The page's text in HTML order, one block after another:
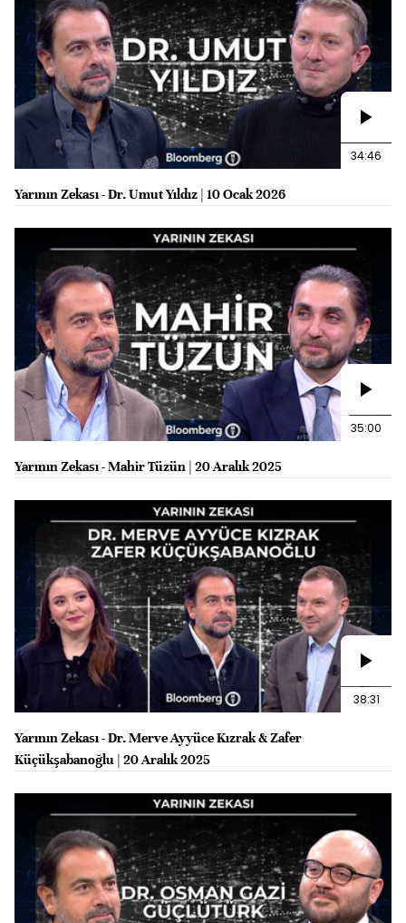
34:46
Yarının Zekası - Dr. Umut Yıldız | 10 Ocak 2026
35:00
Yarının Zekası - Mahir Tüzün | 20 Aralık 2025
38:31
Yarının Zekası - Dr. Merve Ayyüce Kızrak & Zafer
Küçükşabanoğlu | 20 Aralık 2025